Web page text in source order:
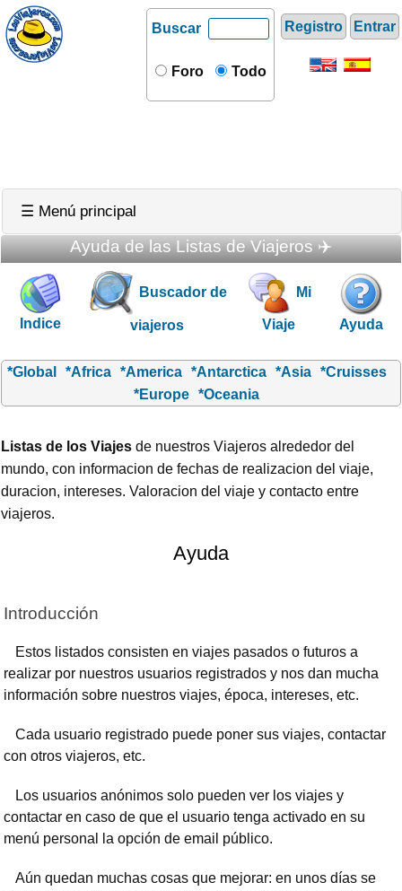
Registro Entrar
Buscar
Foro Todo
☰ Menú principal
Ayuda de las Listas de Viajeros ✈️
Indice
Buscador de
viajeros
Mi
Viaje Ayuda
*Global *Africa *America *Antarctica *Asia
*Cruisses
*Europe *Oceania
Listas de los Viajes de nuestros Viajeros alrededor del
mundo, con informacion de fechas de realizacion del viaje,
duracion, intereses. Valoracion del viaje y contacto entre
viajeros.
Ayuda
Introducción
Estos listados consisten en viajes pasados o futuros a
realizar por nuestros usuarios registrados y nos dan mucha
información sobre nuestros viajes, época, intereses, etc.
Cada usuario registrado puede poner sus viajes, contactar
con otros viajeros, etc.
Los usuarios anónimos solo pueden ver los viajes y
contactar en caso de que el usuario tenga activado en su
menú personal la opción de email público.
Aún quedan muchas cosas que mejorar: en unos días se